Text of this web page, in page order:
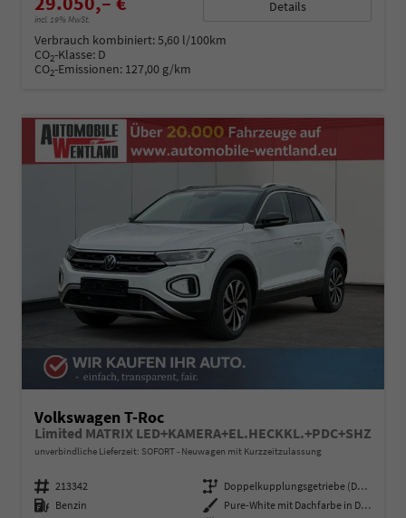
incl. 19% MwSt.
Details
Verbrauch kombiniert:5,60 l/100km
CO2-Klasse: D
CO2-Emissionen: 127,00 g/km
Volkswagen T-Roc
Limited MATRIX LED+KAMERA+EL.HECKKL.+PDC+SHZ
unverbindliche Lieferzeit: SOFORT Neuwagen mit Kurzzeitzulassung
Fahrzeugnummer 213342 Getriebe
Doppelkupplungsgetriebe (DSG)
Kraftstoff Benzin Außenfarbe
Pure-White mit Dachfarbe in Deep Black Perleffekt